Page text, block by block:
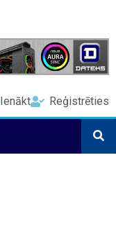
Ienākt Reģistrēties